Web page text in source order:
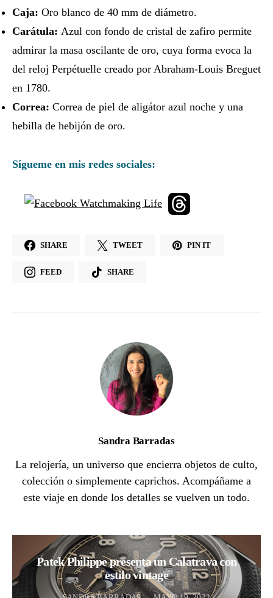
Caja: Oro blanco de 40 mm de diámetro.
Carátula: Azul con fondo de cristal de zafiro permite
admirar la masa oscilante de oro, cuya forma evoca la
del reloj Perpétuelle creado por Abraham-Louis Breguet
en 1780.
Correa: Correa de piel de aligátor azul noche y una
hebilla de hebijón de oro.
Sígueme en mis redes sociales:
SHARE TWEET PIN IT
FEED SHARE
Sandra Barradas
La relojería, un universo que encierra objetos de culto,
colección o simplemente caprichos. Acompáñame a
este viaje en donde los detalles se vuelven un todo.
Patek Philippe presenta un Calatrava con
estilo vintage